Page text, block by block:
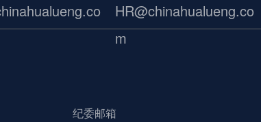
纪委邮箱
HR@chinahualueng.co
m